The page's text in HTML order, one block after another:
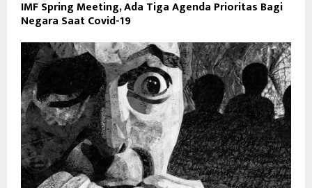
IMF Spring Meeting, Ada Tiga Agenda Prioritas Bagi
Negara Saat Covid-19